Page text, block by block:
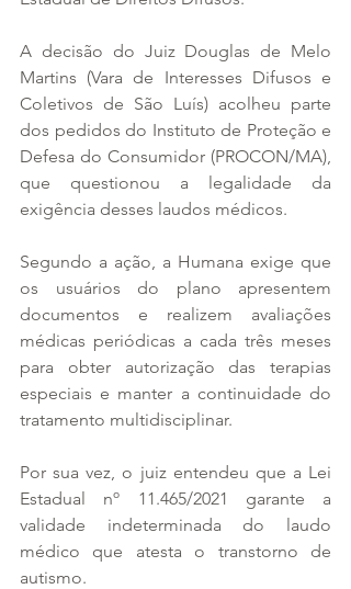
A decisão do Juiz Douglas de Melo
Martins (Vara de Interesses Difusos e
Coletivos de São Luís) acolheu parte
dos pedidos do Instituto de Proteção e
Defesa do Consumidor (PROCON/MA),
que questionou a legalidade da
exigência desses laudos médicos.
Segundo a ação, a Humana exige que
os usuários do plano apresentem
documentos e realizem avaliações
médicas periódicas a cada três meses
para obter autorização das terapias
especiais e manter a continuidade do
tratamento multidisciplinar.
Por sua vez, o juiz entendeu que a Lei
Estadual nº 11.465/2021 garante a
validade indeterminada do laudo
médico que atesta o transtorno de
autismo.